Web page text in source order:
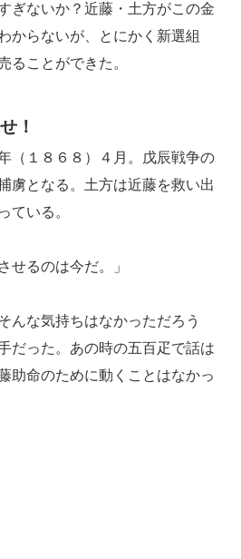
ぎないか？近藤・土方がこの金
からないが、とにかく新選組
ることができた。
！
（１８６８）４月。戊辰戦争の
虜となる。土方は近藤を救い出
ている。
せるのは今だ。」
んな気持ちはなかっただろう
だった。あの時の五百疋で話は
助命のために動くことはなかっ